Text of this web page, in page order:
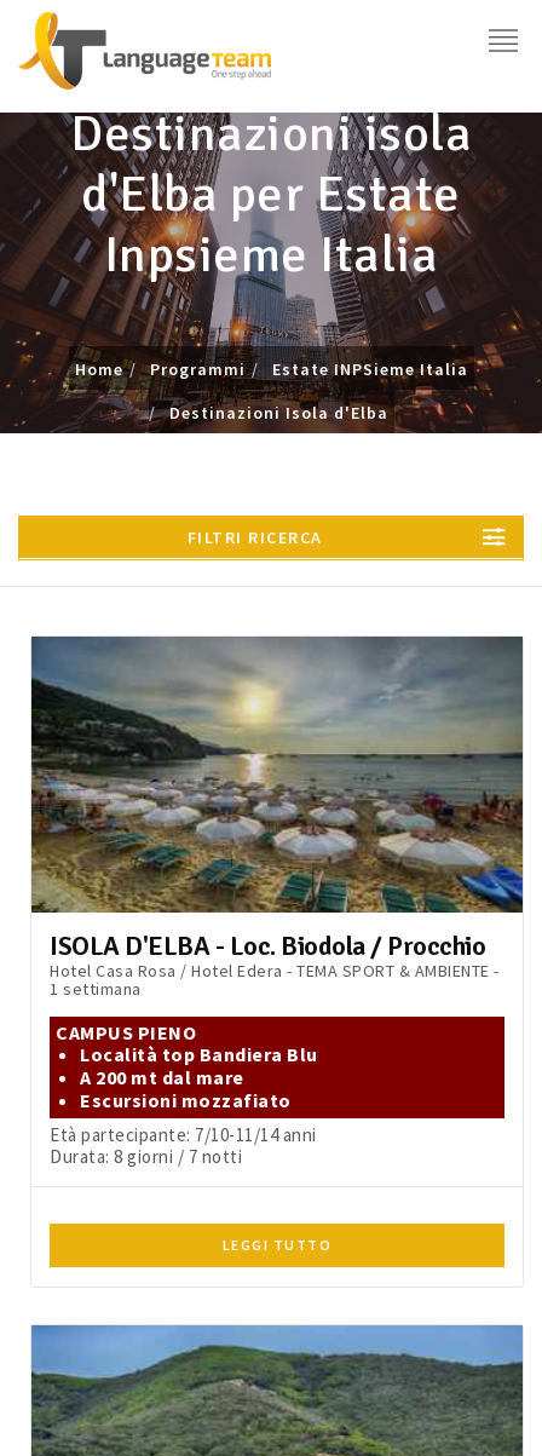
Destinazioni isola
d'Elba per Estate
Inpsieme Italia
Home Programmi
Estate INPSieme Italia
Destinazioni Isola d'Elba
FILTRI RICERCA
ISOLA D'ELBA - Loc. Biodola / Procchio
Hotel Casa Rosa / Hotel Edera - TEMA SPORT & AMBIENTE -
1 settimana
CAMPUS PIENO
Località top Bandiera Blu
A 200 mt dal mare
Escursioni mozzafiato
Età partecipante: 7/10-11/14 anni
Durata: 8 giorni / 7 notti
LEGGI TUTTO